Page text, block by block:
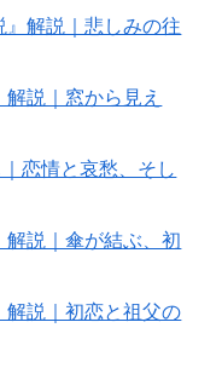
』解説｜悲しみの往
説｜窓から見え
恋情と哀愁、そし
解説｜傘が結ぶ、初
解説｜初恋と祖父の